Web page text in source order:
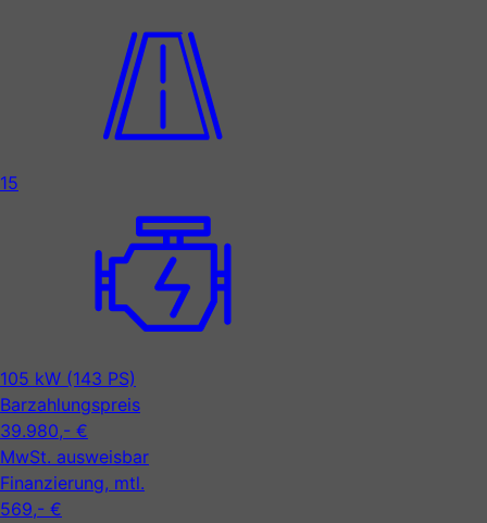
15
105 kW (143 PS)
Barzahlungspreis
39.980,- €
MwSt. ausweisbar
Finanzierung, mtl.
569,- €